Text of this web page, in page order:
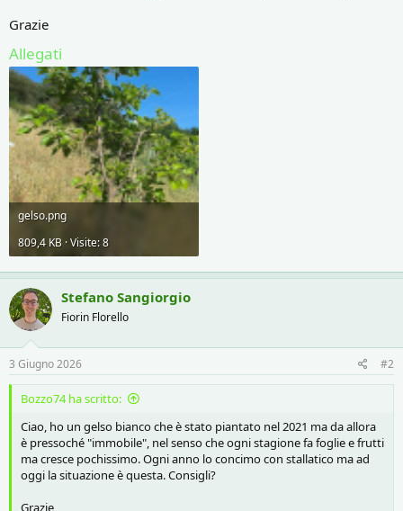
s
o
n
e
Grazie
Allegati
gelso.png
809,4 KB · Visite: 8
Stefano Sangiorgio
Fiorin Florello
3 Giugno 2026 #2
Bozzo74 ha scritto:
Ciao, ho un gelso bianco che è stato piantato nel 2021 ma da allora
è pressoché "immobile", nel senso che ogni stagione fa foglie e frutti
ma cresce pochissimo. Ogni anno lo concimo con stallatico ma ad
oggi la situazione è questa. Consigli?
Grazie